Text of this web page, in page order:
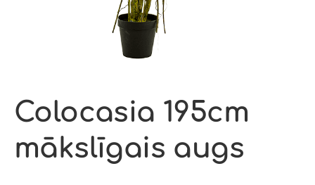
Colocasia 195cm
mākslīgais augs